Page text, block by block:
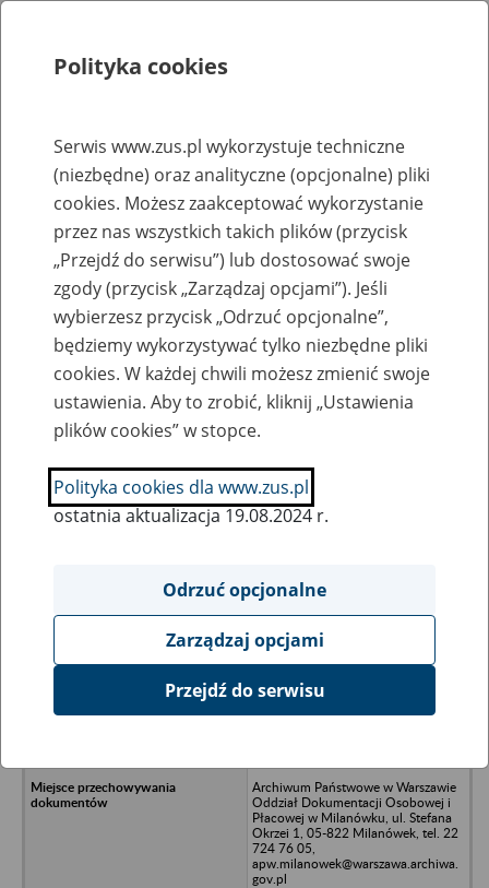
Rejestry, ewidencje i archiwa
Baza zlikwidowanych lub
przekształconych zakładów pracy
Nazwa zakładu pracy:
SZUKAJ
Ukryj wszystkie pozycje bazy
Przedsiębiorstwo Eksploatacji Wód
Archiwum Państwowe w Warszawie
Oddział Dokumentacji Osobowej i
Płacowej w Milanówku, ul. Stefana
Okrzei 1, 05-822 Milanówek, tel. 22
724 76 05,
apw.milanowek@warszawa.archiwa.
gov.pl
Polityka cookies
Serwis www.zus.pl wykorzystuje techniczne
(niezbędne) oraz analityczne (opcjonalne) pliki
cookies. Możesz zaakceptować wykorzystanie
przez nas wszystkich takich plików (przycisk
„Przejdź do serwisu”) lub dostosować swoje
zgody (przycisk „Zarządzaj opcjami”). Jeśli
wybierzesz przycisk „Odrzuć opcjonalne”,
będziemy wykorzystywać tylko niezbędne pliki
cookies. W każdej chwili możesz zmienić swoje
ustawienia. Aby to zrobić, kliknij „Ustawienia
plików cookies” w stopce.
Polityka cookies dla www.zus.pl
ostatnia aktualizacja 19.08.2024 r.
Odrzuć opcjonalne
Zarządzaj opcjami
Przejdź do serwisu